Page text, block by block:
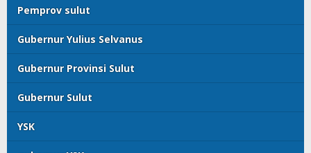
Pemprov sulut
Gubernur Yulius Selvanus
Gubernur Provinsi Sulut
Gubernur Sulut
YSK